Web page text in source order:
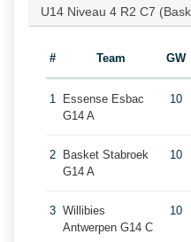
U14 Niveau 4 R2 C7
# Team GW
1
Essense Esbac
G14 A
10
2
Basket Stabroek
G14 A
10
3 Willibies
Antwerpen G14 C
10